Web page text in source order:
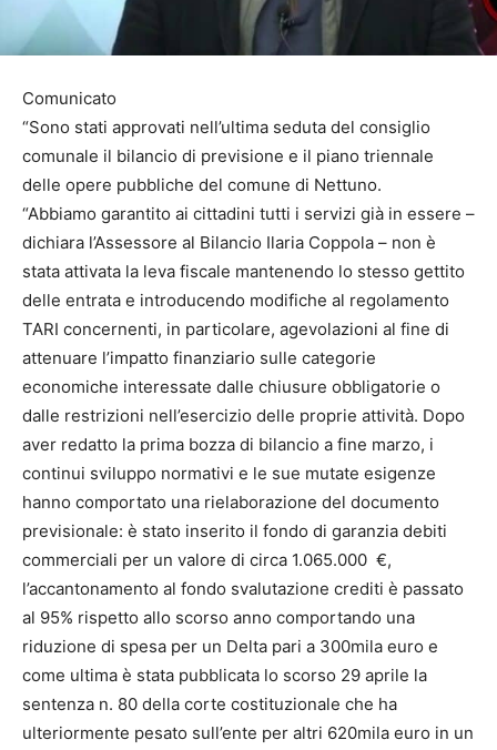
Comunicato
“Sono stati approvati nell’ultima seduta del consiglio
comunale il bilancio di previsione e il piano triennale
delle opere pubbliche del comune di Nettuno.
“Abbiamo garantito ai cittadini tutti i servizi già in essere –
dichiara l’Assessore al Bilancio Ilaria Coppola – non è
stata attivata la leva fiscale mantenendo lo stesso gettito
delle entrata e introducendo modifiche al regolamento
TARI concernenti, in particolare, agevolazioni al fine di
attenuare l’impatto finanziario sulle categorie
economiche interessate dalle chiusure obbligatorie o
dalle restrizioni nell’esercizio delle proprie attività. Dopo
aver redatto la prima bozza di bilancio a fine marzo, i
continui sviluppo normativi e le sue mutate esigenze
hanno comportato una rielaborazione del documento
previsionale: è stato inserito il fondo di garanzia debiti
commerciali per un valore di circa 1.065.000 €,
l’accantonamento al fondo svalutazione crediti è passato
al 95% rispetto allo scorso anno comportando una
riduzione di spesa per un Delta pari a 300mila euro e
come ultima è stata pubblicata lo scorso 29 aprile la
sentenza n. 80 della corte costituzionale che ha
ulteriormente pesato sull’ente per altri 620mila euro in un